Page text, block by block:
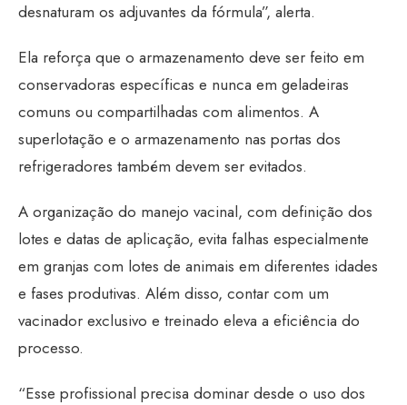
desnaturam os adjuvantes da fórmula”, alerta.
Ela reforça que o armazenamento deve ser feito em
conservadoras específicas e nunca em geladeiras
comuns ou compartilhadas com alimentos. A
superlotação e o armazenamento nas portas dos
refrigeradores também devem ser evitados.
A organização do manejo vacinal, com definição dos
lotes e datas de aplicação, evita falhas especialmente
em granjas com lotes de animais em diferentes idades
e fases produtivas. Além disso, contar com um
vacinador exclusivo e treinado eleva a eficiência do
processo.
“Esse profissional precisa dominar desde o uso dos